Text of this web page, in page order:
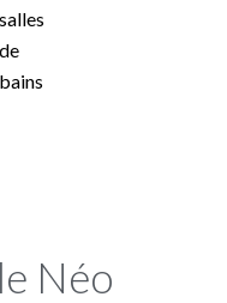
salles
de
bains
Néo